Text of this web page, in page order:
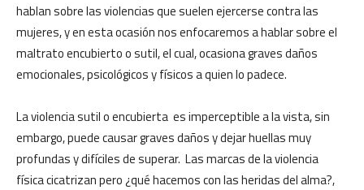
hablan sobre las violencias que suelen ejercerse contra las
mujeres, y en esta ocasión nos enfocaremos a hablar sobre el
maltrato encubierto o sutil, el cual, ocasiona graves daños
emocionales, psicológicos y físicos a quien lo padece.
La violencia sutil o encubierta es imperceptible a la vista, sin
embargo, puede causar graves daños y dejar huellas muy
profundas y difíciles de superar. Las marcas de la violencia
física cicatrizan pero ¿qué hacemos con las heridas del alma?,